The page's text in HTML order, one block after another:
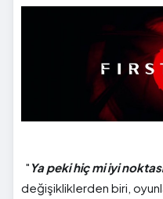
" Ya peki hiç mi iyi
değişikliklerden biri,